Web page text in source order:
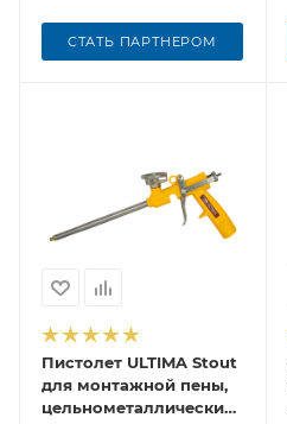
СТАТЬ ПАРТНЕРОМ
Пистолет ULTIMA Stout
для монтажной пены,
цельнометаллический